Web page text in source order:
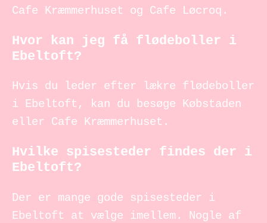
Cafe Kræmmerhuset og Cafe Løcroq.
Hvor kan jeg få flødeboller i
Ebeltoft?
Hvis du leder efter lækre flødeboller
i Ebeltoft, kan du besøge Købstaden
eller Cafe Kræmmerhuset.
Hvilke spisesteder findes der i
Ebeltoft?
Der er mange gode spisesteder i
Ebeltoft at vælge imellem. Nogle af